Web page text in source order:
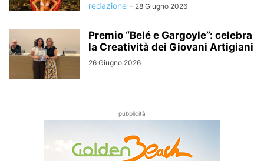
redazione - 28 Giugno 2026
Premio “Belé e Gargoyle”: celebra
la Creatività dei Giovani Artigiani
26 Giugno 2026
pubblicità